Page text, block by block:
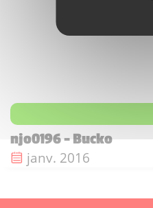
njo0196 - Bucko
Date de sortie :
janv. 2016